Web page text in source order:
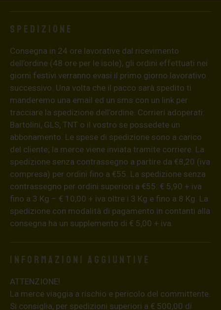
Spedizione
Consegna in 24 ore lavorative dal ricevimento
dell’ordine (48 ore per le isole), gli ordini effettuati nei
giorni festivi verranno evasi il primo giorno lavorativo
successivo. Una volta che il pacco sarà spedito ti
manderemo una email ed un sms con un link per
tracciare la spedizione dell’ordine. Corrieri adoperati:
Bartolini, GLS, TNT o il vostro se possedete un
abbonamento. Le spese di spedizione sono a carico
del cliente; la merce viene inviata tramite corriere. La
spedizione senza contrassegno a partire da €8,20 (iva
compresa) per ordini fino a €55. La spedizione senza
contrassegno per ordini superiori a €55: € 5,90 + iva
fino a 3 Kg – € 10,00 + iva oltre i 3 Kg e fino a 8 Kg. La
spedizione con modalità di pagamento in contanti alla
consegna ha un supplemento di € 5,00 + iva.
Informazioni aggiuntive
ATTENZIONE!
La merce viaggia a rischio e pericolo del committente.
Si consiglia, per spedizioni superiori a € 500,00 di